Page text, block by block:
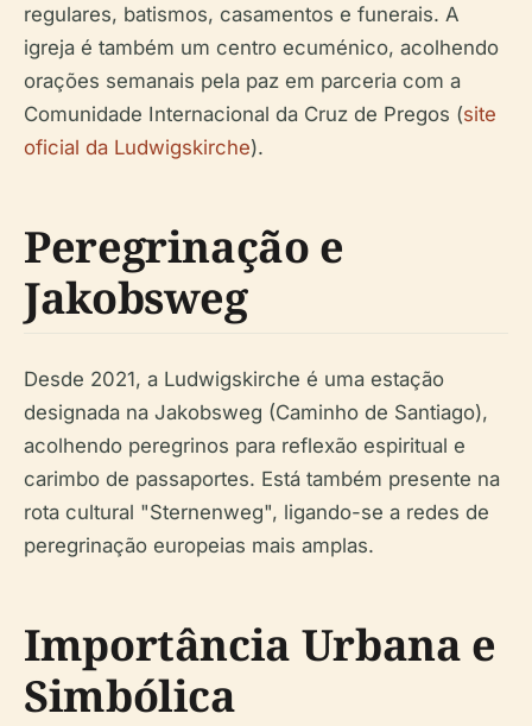
regulares, batismos, casamentos e funerais. A
igreja é também um centro ecuménico, acolhendo
orações semanais pela paz em parceria com a
Comunidade Internacional da Cruz de Pregos (site
oficial da Ludwigskirche).
Peregrinação e
Jakobsweg
Desde 2021, a Ludwigskirche é uma estação
designada na Jakobsweg (Caminho de Santiago),
acolhendo peregrinos para reflexão espiritual e
carimbo de passaportes. Está também presente na
rota cultural "Sternenweg", ligando-se a redes de
peregrinação europeias mais amplas.
Importância Urbana e
Simbólica